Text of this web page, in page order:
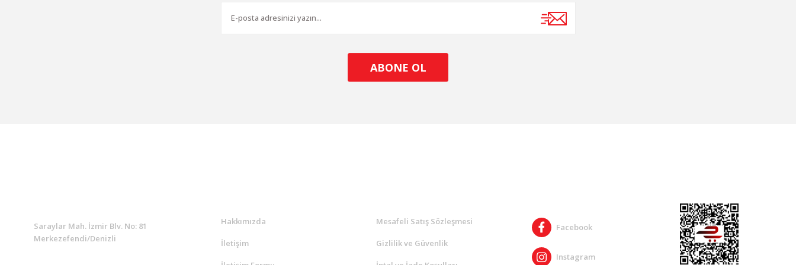
ABONE OL
Saraylar Mah. İzmir Blv. No: 81
Merkezefendi/Denizli
Hakkımızda
İletişim
Mesafeli Satış Sözleşmesi
Gizlilik ve Güvenlik
Facebook
Instagram